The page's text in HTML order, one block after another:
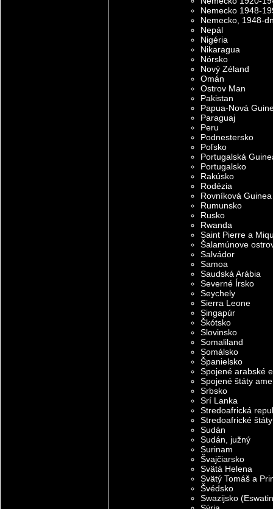
Nemecko 1948-
Nemecko, 1948-
Nepál
Nigéria
Nikaragua
Nórsko
Nový Zéland
Omán
Ostrov Man
Pakistan
Papua-Nová
Paraguaj
Peru
Podnestersko
Poľsko
Portugalská
Portugalsko
Rakúsko
Rodézia
Rovníková Guinea
Rumunsko
Rusko
Rwanda
Saint Pierre a
Šalamúnove
Salvádor
Samoa
Saudská Arábia
Severné Írsko
Seychely
Sierra Leone
Singapúr
Škótsko
Slovinsko
Somaliland
Somálsko
Španielsko
Spojené arabské
Spojené štáty
Srbsko
Srí Lanka
Stredoafrická
Stredoafrické štáty
Sudán
Sudán, južný
Surinam
Švajčiarsko
Svätá Helena
Svätý Tomáš a
Švédsko
Swazijsko